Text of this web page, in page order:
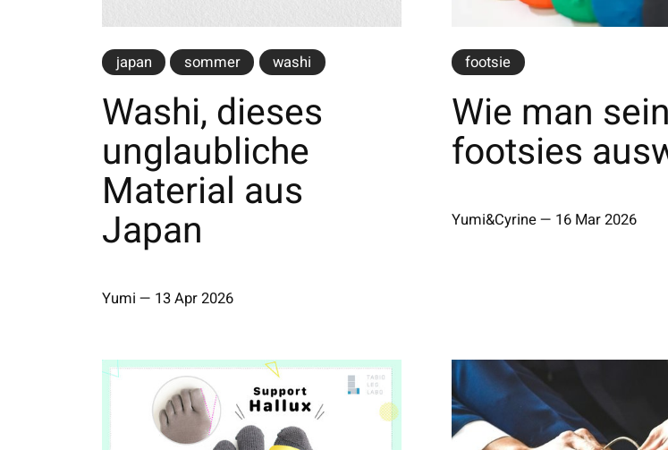
japan sommer washi
Washi, dieses
unglaubliche
Material aus
Japan
Yumi — 13 Apr 2026
footsie
Wie man
footsies
Yumi&Cyrine— 16 Mar 2026